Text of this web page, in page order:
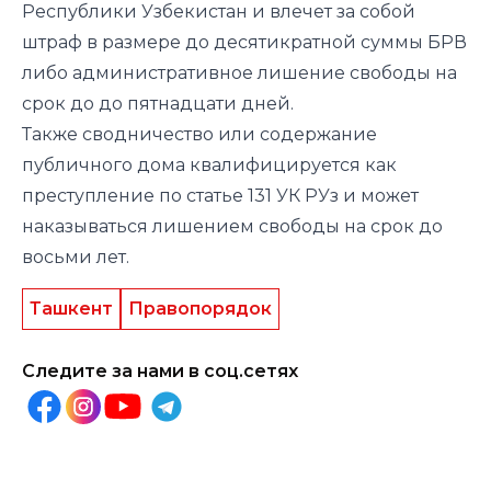
Республики Узбекистан и влечет за собой
штраф в размере до десятикратной суммы БРВ
либо административное лишение свободы на
срок до до пятнадцати дней.
Также сводничество или содержание
публичного дома квалифицируется как
преступление по статье 131 УК РУз и может
наказываться лишением свободы на срок до
восьми лет.
Ташкент Правопорядок
Следите за нами в соц.сетях